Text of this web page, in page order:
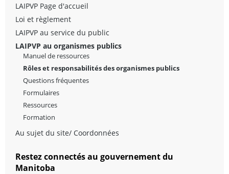
LAIPVP Page d'accueil
Loi et règlement
LAIPVP au service du public
LAIPVP au organismes publics
Manuel de ressources
Rôles et responsabilités des organismes publics
Questions fréquentes
Formulaires
Ressources
Formation
Au sujet du site/ Coordonnées
Restez connectés au gouvernement du
Manitoba